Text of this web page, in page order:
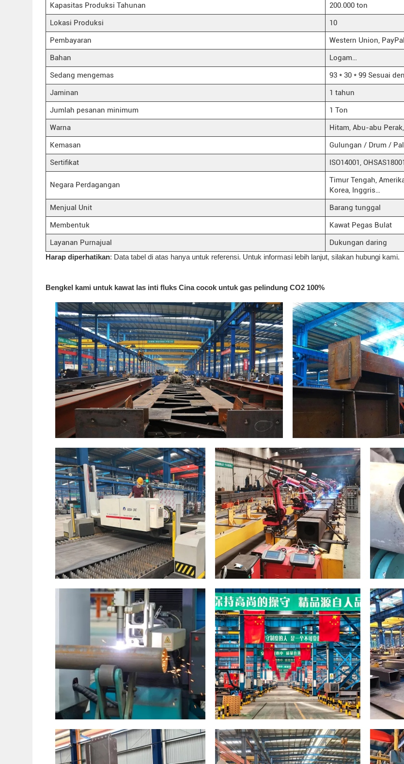
Kapasitas Produksi Tahunan
200.000 ton
Lokasi Produksi
10
Pembayaran
Western Union,
Bahan
Logam…
Sedang mengemas
93 * 30 * 99 Sesuai
Jaminan
1 tahun
Jumlah pesanan minimum
1 Ton
Warna
Hitam, Abu-abu
Kemasan
Gulungan / Drum /
Sertifikat
ISO14001,
Negara Perdagangan
Timur Tengah,
Korea, Inggris…
Menjual Unit
Barang tunggal
Membentuk
Kawat Pegas Bulat
Layanan Purnajual
Dukungan daring
Harap diperhatikan: Data tabel di atas hanya untuk referensi. Untuk informasi lebih lanjut, silakan hubungi kami.
Bengkel kami untuk kawat las inti fluks Cina cocok untuk gas pelindung CO2 100%